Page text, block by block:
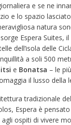
e se ne
e lo spazio
natura
Espera Suites,
dell’isola delle
a soli 500
e Bonatsa – le
il lusso della
tradizionale
Espera è
ospiti di vivere